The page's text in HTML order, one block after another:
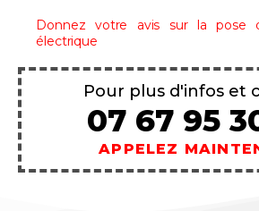
Donnez votre avis sur la pose
électrique
Pour plus d'infos et
07 67 95
APPELEZ